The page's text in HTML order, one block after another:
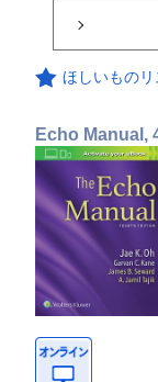
ほしいもの
Echo Manual,